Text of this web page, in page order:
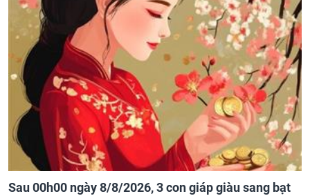
Sau 00h00 ngày 8/8/2026, 3 con giáp giàu sang bạt